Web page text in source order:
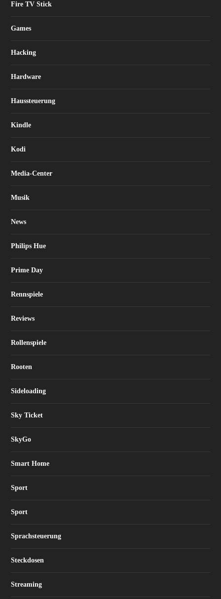
Fire TV Stick
Games
Hacking
Hardware
Haussteuerung
Kindle
Kodi
Media-Center
Musik
News
Philips Hue
Prime Day
Rennspiele
Reviews
Rollenspiele
Rooten
Sideloading
Sky Ticket
SkyGo
Smart Home
Sport
Sport
Sprachsteuerung
Steckdosen
Streaming